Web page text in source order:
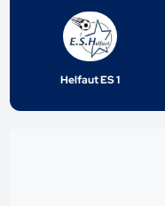
Helfaut ES 1